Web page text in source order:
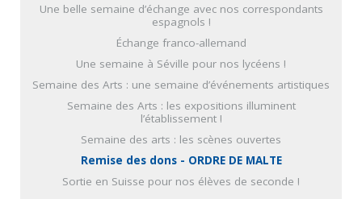
Une belle semaine d’échange avec nos correspondants
espagnols !
Échange franco-allemand
Une semaine à Séville pour nos lycéens !
Semaine des Arts : une semaine d’événements artistiques
Semaine des Arts : les expositions illuminent
l’établissement !
Semaine des arts : les scènes ouvertes
Remise des dons - ORDRE DE MALTE
Sortie en Suisse pour nos élèves de seconde !